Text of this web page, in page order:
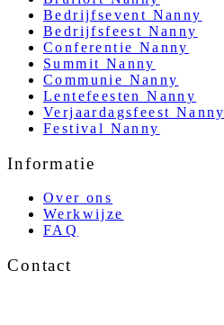
Bedrijfsevent Nanny
Bedrijfsfeest Nanny
Conferentie Nanny
Summit Nanny
Communie Nanny
Lentefeesten Nanny
Verjaardagsfeest Nanny
Festival Nanny
Informatie
Over ons
Werkwijze
FAQ
Contact